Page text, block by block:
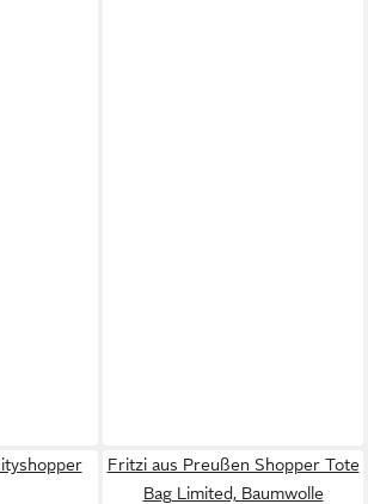
Fritzi aus Preußen Shopper Tote
Bag Limited, Baumwolle